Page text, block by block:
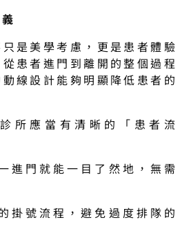
是美學考慮，更是患者體驗
患者進門到離開的整個過程
線設計能夠明顯降低患者的
所應當有清晰的「患者流
進門就能一目了然地，無需
掛號流程，避免過度排隊的